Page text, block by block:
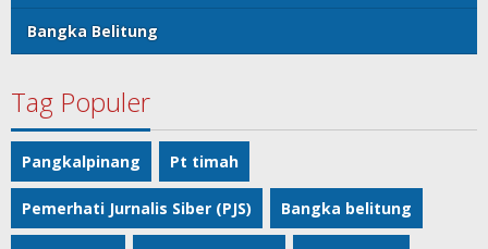
Bangka Belitung
Tag Populer
Pangkalpinang Pt timah
Pemerhati Jurnalis Siber (PJS) Bangka belitung